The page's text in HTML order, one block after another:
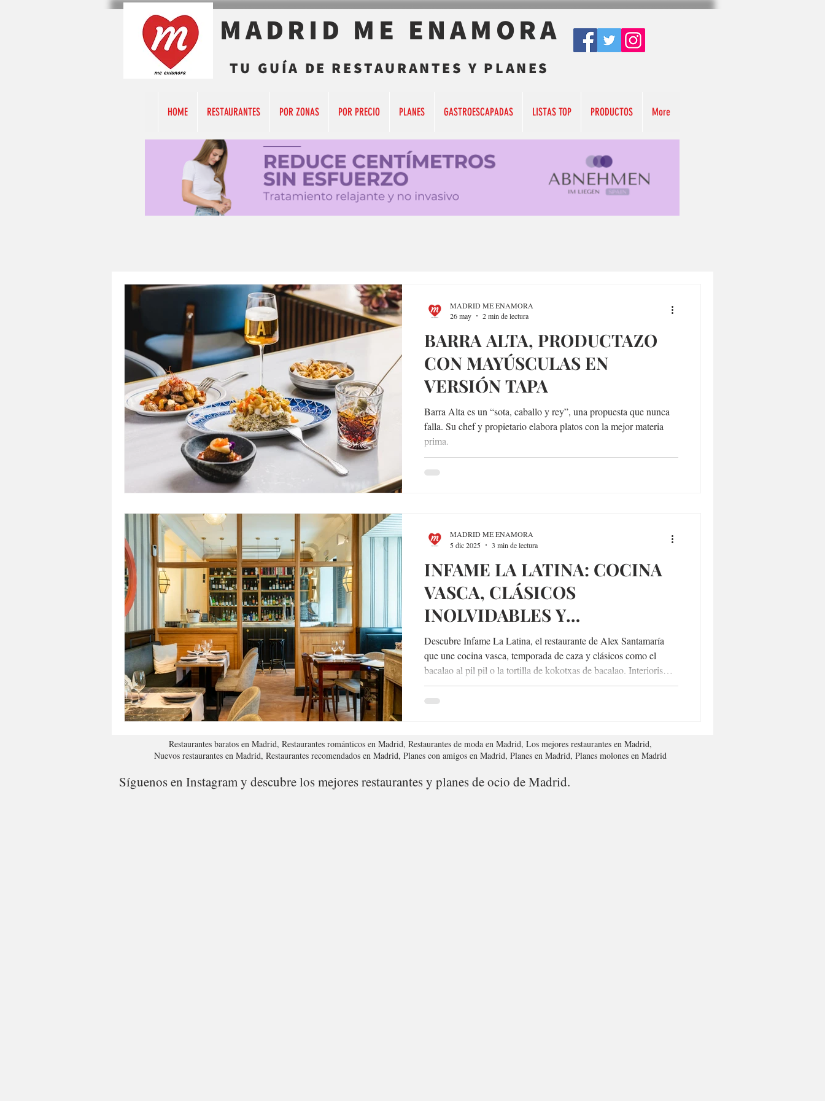
MADRID ME ENAMORA
TU GUÍA DE RESTAURANTES Y PLANES
HOME RESTAURANTES POR ZONAS POR PRECIO PLANES GASTROESCAPADAS LISTAS TOP PRODUCTOS More
BARRA ALTA, PRODUCTAZO
CON MAYÚSCULAS EN
VERSIÓN TAPA
Barra Alta es un “sota, caballo y rey”, una propuesta que nunca
falla. Su chef y propietario elabora platos con la mejor materia
prima.
MADRID ME ENAMORA
26 may
2 min de lectura
INFAME LA LATINA: COCINA
VASCA, CLÁSICOS
INOLVIDABLES Y
TEMPORADA DE CAZA
Descubre Infame La Latina, el restaurante de Alex Santamaría
que une cocina vasca, temporada de caza y clásicos como el
bacalao al pil pil o la tortilla de kokotxas de bacalao. Interiorismo
cálido y sabor auténtico en pleno Madrid. Imprescindible para
amantes del buen comer.
MADRID ME ENAMORA
5 dic 2025
3 min de lectura
Restaurantes baratos en Madrid, Restaurantes románticos en Madrid, Restaurantes de moda en Madrid, Los mejores restaurantes en Madrid,
Nuevos restaurantes en Madrid, Restaurantes recomendados en Madrid, Planes con amigos en Madrid, Planes en Madrid, Planes molones en Madrid
Síguenos en Instagram y descubre los mejores restaurantes y planes de ocio de Madrid.